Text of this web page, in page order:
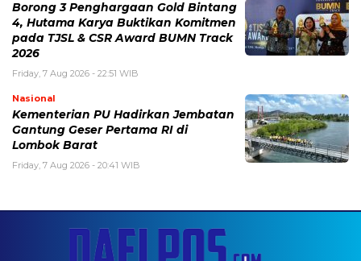
Borong 3 Penghargaan Gold Bintang
4, Hutama Karya Buktikan Komitmen
pada TJSL & CSR Award BUMN Track
2026
Friday, 7 Aug 2026 - 22:51 WIB
Nasional
Kementerian PU Hadirkan Jembatan
Gantung Geser Pertama RI di
Lombok Barat
Friday, 7 Aug 2026 - 20:41 WIB